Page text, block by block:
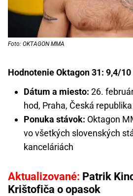
Foto: OKTAGON MMA
Hodnotenie Oktagon 31: 9,4/10
Dátum a miesto: 26.
hod, Praha, Česká republika
Ponuka stávok: Oktagon
vo všetkých slovenských
kanceláriách
Aktualizované: Patrik
Krištofiča o opasok